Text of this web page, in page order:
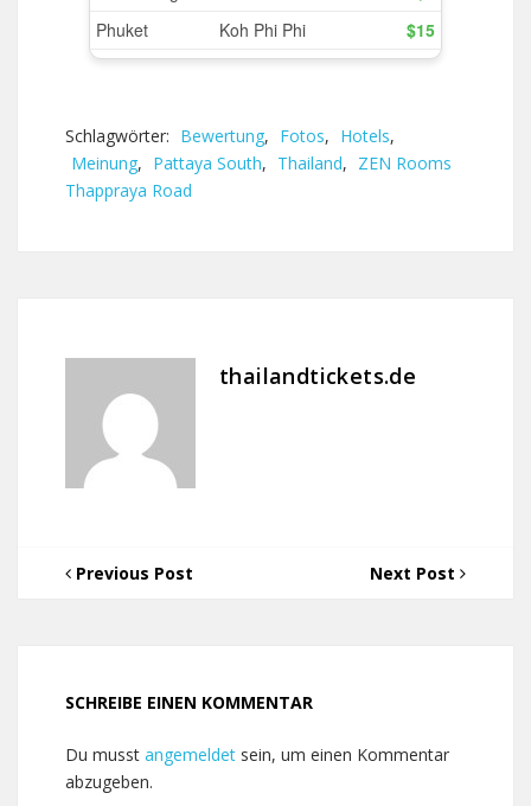
Schlagwörter: Bewertung, Fotos, Hotels,
Meinung, Pattaya South, Thailand, ZEN Rooms
Thappraya Road
thailandtickets.de
Previous Post Next Post
SCHREIBE EINEN KOMMENTAR
Du musst angemeldet sein, um einen Kommentar
abzugeben.